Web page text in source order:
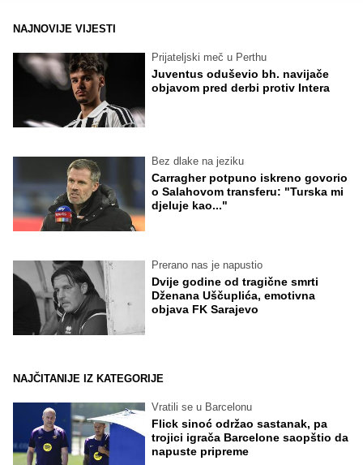
NAJNOVIJE VIJESTI
Prijateljski meč u Perthu
Juventus oduševio bh. navijače
objavom pred derbi protiv Intera
Bez dlake na jeziku
Carragher potpuno iskreno govorio
o Salahovom transferu: "Turska mi
djeluje kao..."
Prerano nas je napustio
Dvije godine od tragične smrti
Dženana Uščuplića, emotivna
objava FK Sarajevo
NAJČITANIJE IZ KATEGORIJE
Vratili se u Barcelonu
Flick sinoć održao sastanak, pa
trojici igrača Barcelone saopštio da
napuste pripreme